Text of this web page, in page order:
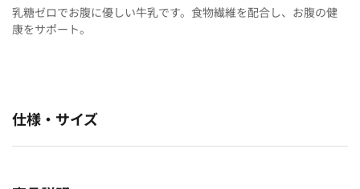
乳糖ゼロでお腹に優しい牛乳です。食物繊維を配合し、お腹の健
康をサポート。
仕様・サイズ